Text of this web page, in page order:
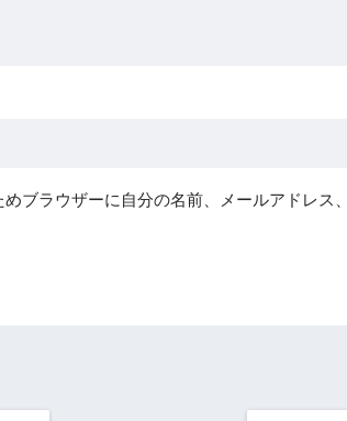
ブラウザーに自分の名前、メールアドレス